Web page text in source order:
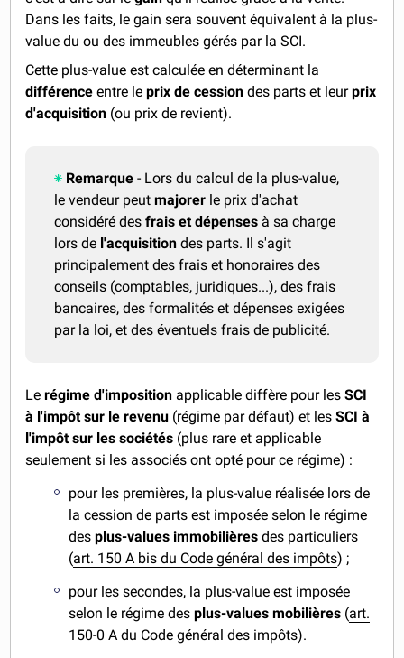
Dans les faits, le gain sera souvent équivalent à la plus-
value du ou des immeubles gérés par la SCI.
Cette plus-value est calculée en déterminant la
différence entre leprix de cession des parts et leurprix
d'acquisition (ou prix de revient).
Remarque - Lors du calcul de la plus-value,
le vendeur peutmajorer le prix d'achat
considéré desfrais et dépenses à sa charge
lors de l'acquisition des parts. Il s'agit
principalement des frais et honoraires des
conseils (comptables, juridiques...), des frais
bancaires, des formalités et dépenses exigées
par la loi, et des éventuels frais de publicité.
Lerégime d'imposition applicable diffère pour lesSCI
à l'impôt sur le revenu (régime par défaut) et lesSCI à
l'impôt sur les sociétés (plus rare et applicable
seulement si les associés ont opté pour ce régime) :
pour les premières, la plus-value réalisée lors de
la cession de parts est imposée selon le régime
desplus-values immobilières des particuliers
(art. 150 A bis du Code général des impôts) ;
pour les secondes, la plus-value est imposée
selon le régime desplus-values mobilières (art.
150-0 A du Code général des impôts).